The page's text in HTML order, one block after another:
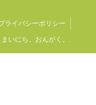
ライバシーポリシー
いにち、おんがく。.